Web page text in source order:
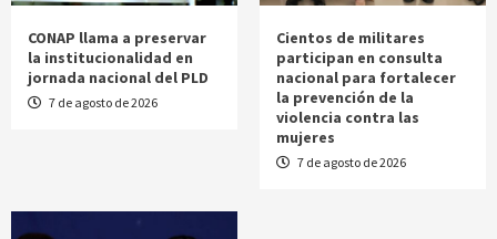
CONAP llama a preservar
la institucionalidad en
jornada nacional del PLD
7 de agosto de 2026
Cientos de militares
participan en consulta
nacional para fortalecer
la prevención de la
violencia contra las
mujeres
7 de agosto de 2026